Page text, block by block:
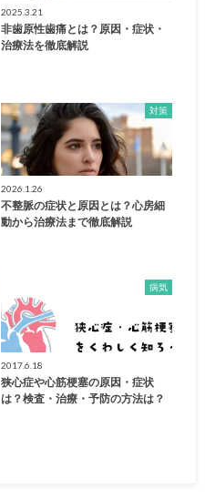
2025.3.21
非歯原性歯痛とは？原因・症状・
治療法を徹底解説
対策
2026.1.26
不整脈の症状と原因とは？心房細
動から治療法まで徹底解説
病気
2017.6.18
狭心症や心筋梗塞の原因・症状
は？検査・治療・予防の方法は？